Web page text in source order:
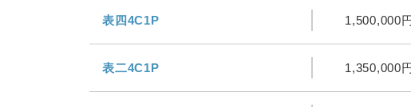
表四4C1P 1,500,000
表二4C1P 1,350,000